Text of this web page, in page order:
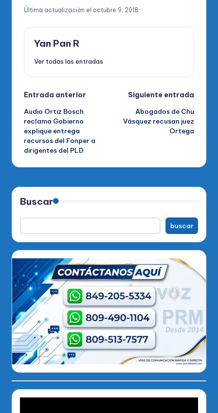
Última actualización el octubre 9, 2018
Yan Pan R
Ver todas las entradas
Navegación
de
entradas
Entrada anterior
Audio Ortiz Bosch
reclama Gobierno
explique entrega
recursos del Fonper a
dirigentes del PLD
Siguiente entrada
Abogados de Chu
Vásquez recusan juez
Ortega
Buscar
buscar